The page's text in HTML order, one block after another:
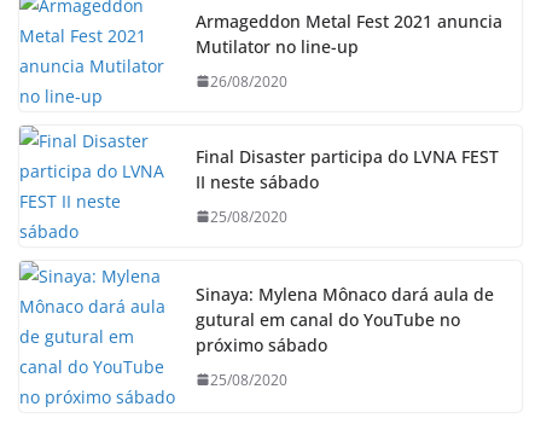
Armageddon Metal Fest 2021 anuncia
Mutilator no line-up
26/08/2020
Final Disaster participa do LVNA FEST
II neste sábado
25/08/2020
Sinaya: Mylena Mônaco dará aula de
gutural em canal do YouTube no
próximo sábado
25/08/2020